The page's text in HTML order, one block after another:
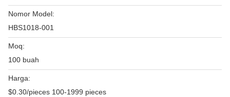
Nomor Model:
HBS1018-001
Moq:
100 buah
Harga:
$0.30/pieces 100-1999 pieces